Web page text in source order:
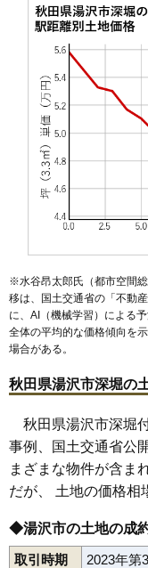
47 高松
48 桑崎
※水谷昂太郎氏（都市空間
移は、国土交通省の「不動
に、AI（機械学習）による
全体の平均的な価格傾向を
場合がある。
秋田県湯沢市深堀の
秋田県湯沢市深堀
事例、国土交通省公
まざまな物件が含ま
だが、 土地の価格相
◆湯沢市の土地の成
取引時期 2023年第